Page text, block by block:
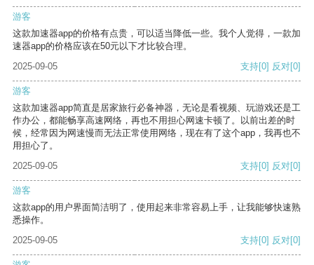
游客
这款加速器app的价格有点贵，可以适当降低一些。我个人觉得，一款加
速器app的价格应该在50元以下才比较合理。
2025-09-05
支持[0] 反对[0]
游客
这款加速器app简直是居家旅行必备神器，无论是看视频、玩游戏还是工
作办公，都能畅享高速网络，再也不用担心网速卡顿了。以前出差的时
候，经常因为网速慢而无法正常使用网络，现在有了这个app，我再也不
用担心了。
2025-09-05
支持[0] 反对[0]
游客
这款app的用户界面简洁明了，使用起来非常容易上手，让我能够快速熟
悉操作。
2025-09-05
支持[0] 反对[0]